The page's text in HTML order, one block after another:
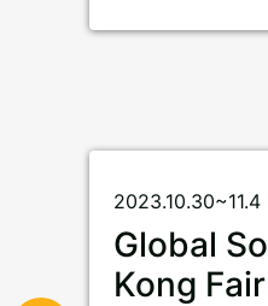
2023.10.30~11.4
Global
Kong Fair